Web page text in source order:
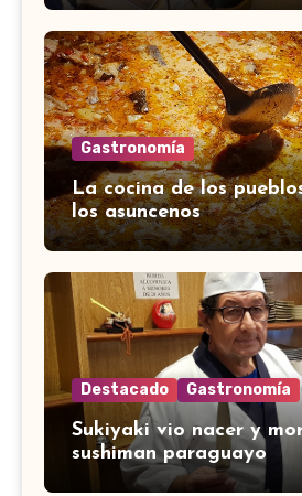
Gastronomía
La cocina de los
los asuncenos
Destacado Gastronomía
Sukiyaki vio nacer y
sushiman paraguayo